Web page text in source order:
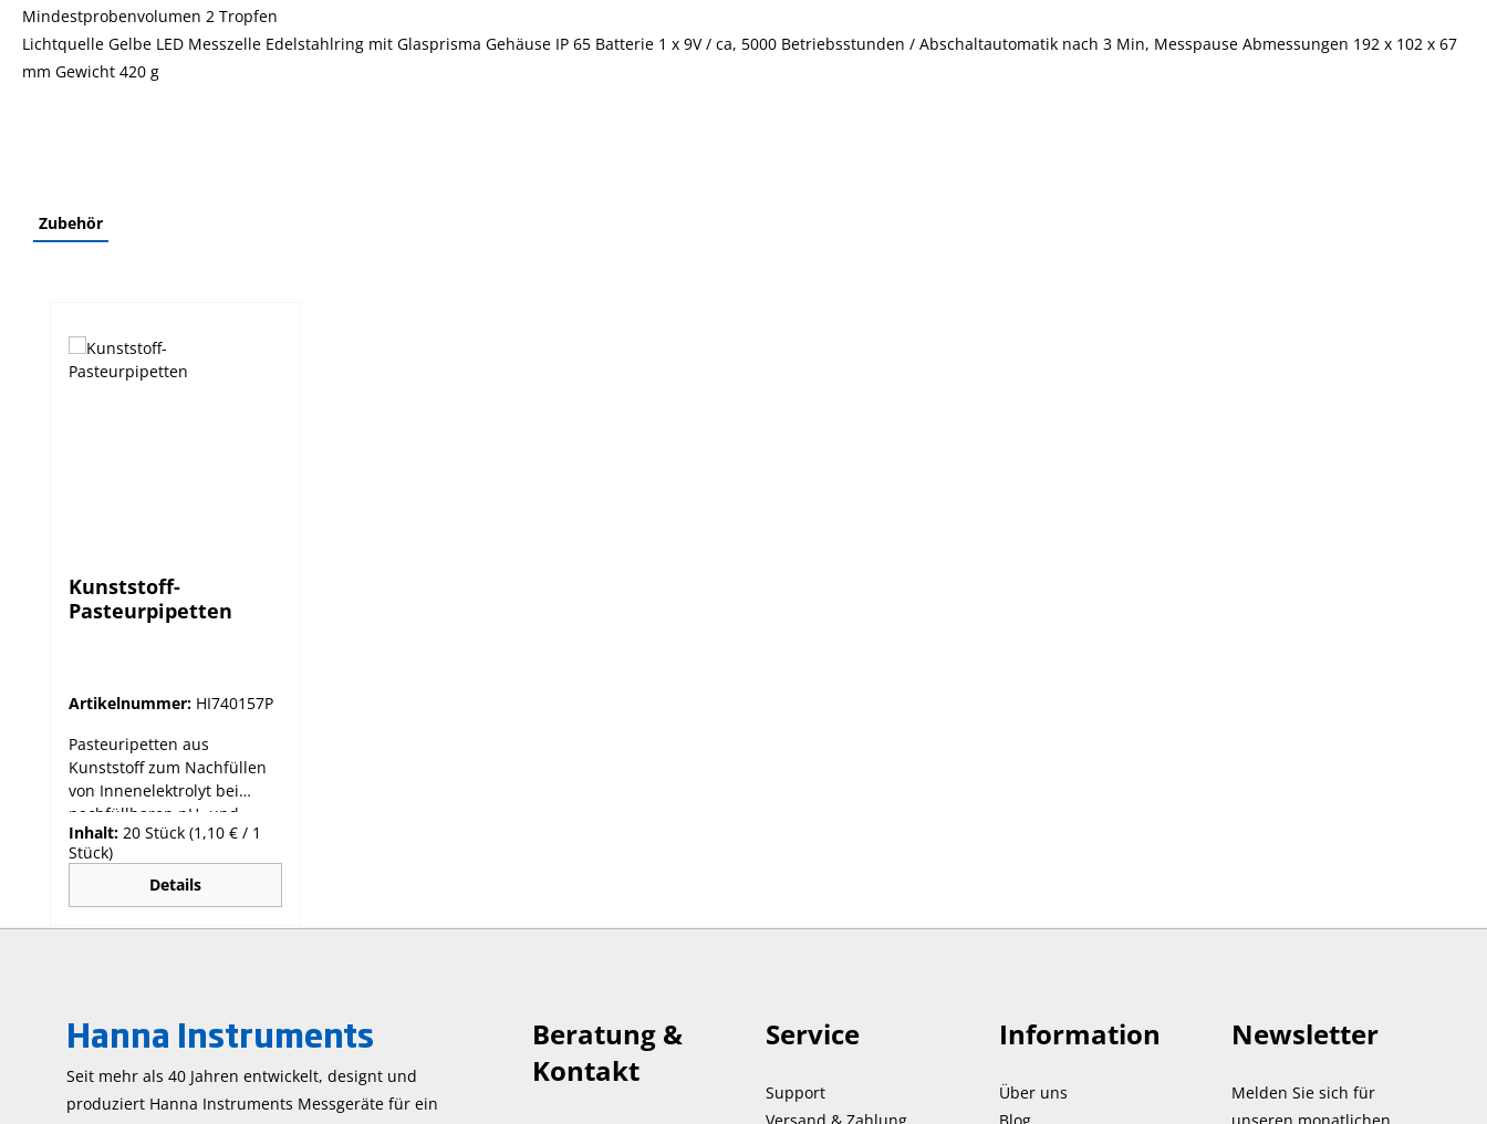
Mindestprobenvolumen 2 Tropfen
Lichtquelle Gelbe LED Messzelle Edelstahlring mit Glasprisma Gehäuse IP 65 Batterie 1 x 9V / ca, 5000 Betriebsstunden / Abschaltautomatik nach 3 Min, Messpause Abmessungen 192 x 102 x 67
mm Gewicht 420 g
Zubehör
Kunststoff-
Pasteurpipetten
Artikelnummer: HI740157P
Pasteuripetten aus
Kunststoff zum Nachfüllen
von Innenelektrolyt bei
nachfüllbaren pH- und
Redox-
ElektrodenElektroden, sowie
als Ersatzpipetten für
chemische Testkits z.B.
Glykoltestkit HI3859 Packung
Inhalt: 20 Stück (1,10 € / 1
Stück)
Details
Hanna Instruments
Seit mehr als 40 Jahren entwickelt, designt und
produziert Hanna Instruments Mess­geräte für ein
Beratung &
Kontakt
Service
Support
Information
Über uns
Newsletter
Melden Sie sich für